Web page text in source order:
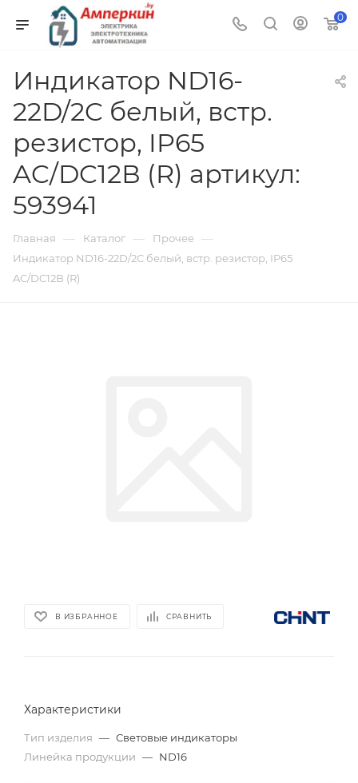
0
Индикатор ND16-
22D/2C белый, встр.
резистор, IP65
AC/DC12В (R) артикул:
593941
Главная — Каталог — Прочее —
Индикатор ND16-22D/2C белый, встр. резистор, IP65
AC/DC12В (R)
В ИЗБРАННОЕ СРАВНИТЬ
Характеристики
Тип изделия — Световые индикаторы
Линейка продукции — ND16